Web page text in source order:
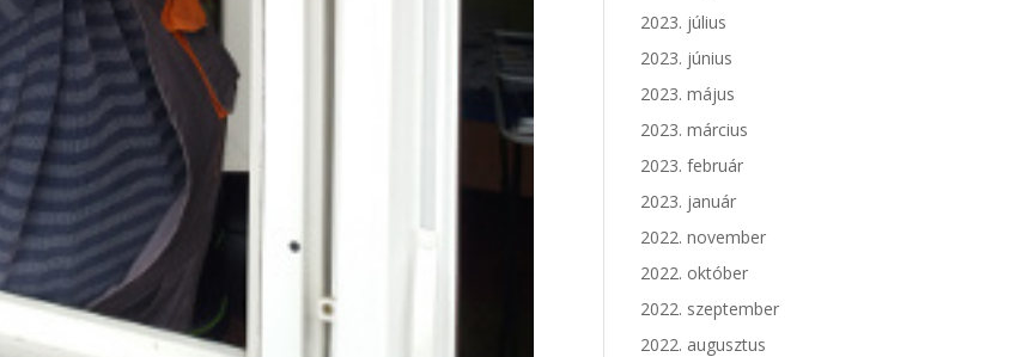
2023. július
2023. június
2023. május
2023. március
2023. február
2023. január
2022. november
2022. október
2022. szeptember
2022. augusztus